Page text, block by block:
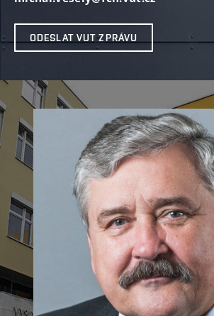
ODESLAT VUT ZPRÁVU